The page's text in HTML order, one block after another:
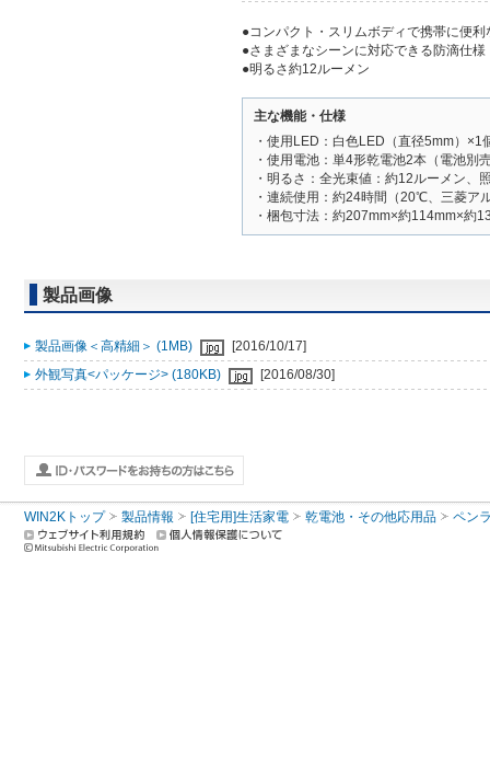
●コンパクト・スリムボディで携帯に便利
●さまざまなシーンに対応できる防滴仕様
●明るさ約12ルーメン
主な機能・仕様
・使用LED：白色LED（直径5mm）×1
・使用電池：単4形乾電池2本（電池別
・明るさ：全光束値：約12ルーメン、
・連続使用：約24時間（20℃、三菱ア
・梱包寸法：約207mm×約114mm×約
製品画像
製品画像＜高精細＞ (1MB)
[2016/10/17]
外観写真<パッケージ> (180KB)
[2016/08/30]
WIN2Kトップ 製品情報 [住宅用]生活家電 乾電池・その他応用品 ペン